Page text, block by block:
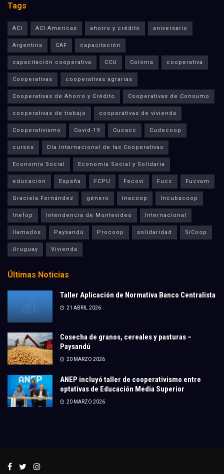
Tags
ACI ACI Americas ahorro y crédito aniversario
Argentina CAF capacitación
capacitación cooperativa CCU Colonia cooperativa
Cooperativas cooperativas agrarias
Cooperativas de Ahorro y Crédito Cooperativas de Consumo
cooperativas de trabajo cooperativas de vivienda
Cooperativismo Covid-19 Cucacc Cudecoop
cursos Día Internacional de las Cooperativas
Economía Social Economía Social y Solidaria
educación España FCPU Fecovi Fucc Fucvam
Graciela Fernández género Inacoop Incubacoop
Inefop Intendencia de Montevideo Internacional
llamados Paysandú Procoop solidaridad SíCoop
Uruguay Vivienda
Últimas Noticias
Taller Aplicación de Normativa Banco Centralista
21 ABRIL 2026
Cosecha de granos, cereales y pasturas –
Paysandú
20 MARZO 2026
ANEP incluyó taller de cooperativismo entre
optativas de Educación Media Superior
20 MARZO 2026